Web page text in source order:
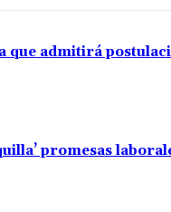
que admitirá
promesas